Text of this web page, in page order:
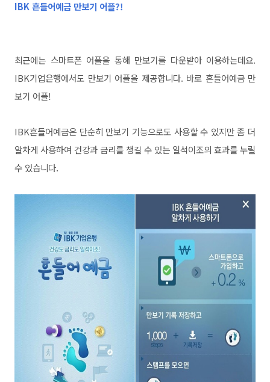
IBK 흔들어예금 만보기 어플?!
최근에는 스마트폰 어플을 통해 만보기를 다운받아 이용하는데요.
IBK기업은행에서도 만보기 어플을 제공합니다. 바로 흔들어예금 만
보기 어플!
IBK흔들어예금은 단순히 만보기 기능으로도 사용할 수 있지만 좀 더
알차게 사용하여 건강과 금리를 챙길 수 있는 일석이조의 효과를 누릴
수 있습니다.